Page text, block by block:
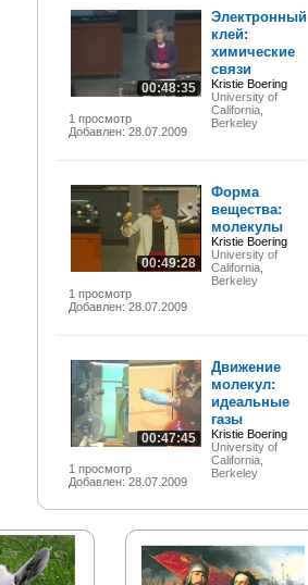
00:48:35
1 просмотр
Добавлен: 28.07.2009
Электронный
клей:
химические
связи
Kristie Boering
University of
California,
Berkeley
00:49:28
1 просмотр
Добавлен: 28.07.2009
Форма
вещества:
молекулы
Kristie Boering
University of
California,
Berkeley
00:47:45
1 просмотр
Добавлен: 28.07.2009
Движение
молекул:
идеальные
газы
Kristie Boering
University of
California,
Berkeley